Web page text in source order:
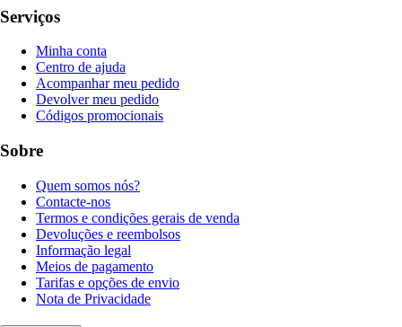
Serviços
Minha conta
Centro de ajuda
Acompanhar meu pedido
Devolver meu pedido
Códigos promocionais
Sobre
Quem somos nós?
Contacte-nos
Termos e condições gerais de venda
Devoluções e reembolsos
Informação legal
Meios de pagamento
Tarifas e opções de envio
Nota de Privacidade